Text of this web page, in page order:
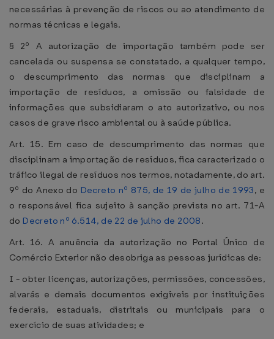
necessárias à prevenção de riscos ou ao atendimento de
normas técnicas e legais.
§ 2º A autorização de importação também pode ser
cancelada ou suspensa se constatado, a qualquer tempo,
o descumprimento das normas que disciplinam a
importação de resíduos, a omissão ou falsidade de
informações que subsidiaram o ato autorizativo, ou nos
casos de grave risco ambiental ou à saúde pública.
Art. 15. Em caso de descumprimento das normas que
disciplinam a importação de resíduos, fica caracterizado o
tráfico ilegal de resíduos nos termos, notadamente, do art.
9º do Anexo do Decreto nº 875, de 19 de julho de 1993, e
o responsável fica sujeito à sanção prevista no art. 71-A
do Decreto nº 6.514, de 22 de julho de 2008.
Art. 16. A anuência da autorização no Portal Único de
Comércio Exterior não desobriga as pessoas jurídicas de:
I - obter licenças, autorizações, permissões, concessões,
alvarás e demais documentos exigíveis por instituições
federais, estaduais, distritais ou municipais para o
exercício de suas atividades; e